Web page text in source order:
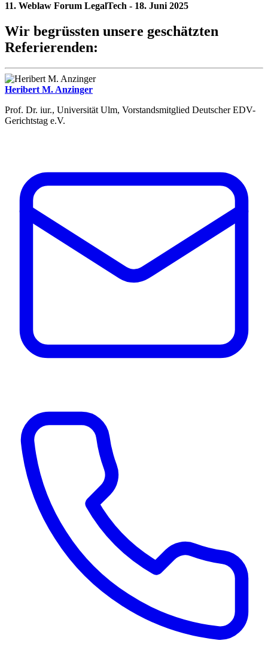
11. Weblaw Forum LegalTech - 18. Juni 2025
Wir begrüssten unsere geschätzten
Referierenden:
Heribert M. Anzinger
Prof. Dr. iur., Universität Ulm, Vorstandsmitglied Deutscher EDV-
Gerichtstag e.V.